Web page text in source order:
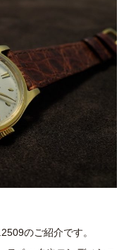
のご紹介です。